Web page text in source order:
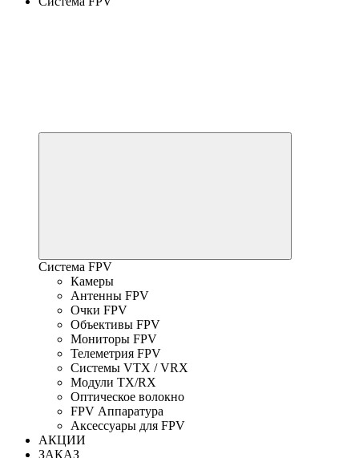
Система FPV
Камеры
Антенны FPV
Очки FPV
Объективы FPV
Мониторы FPV
Телеметрия FPV
Системы VTX / VRX
Модули TX/RX
Оптическое волокно
FPV Аппаратура
Аксессуары для FPV
АКЦИИ
ЗАКАЗ